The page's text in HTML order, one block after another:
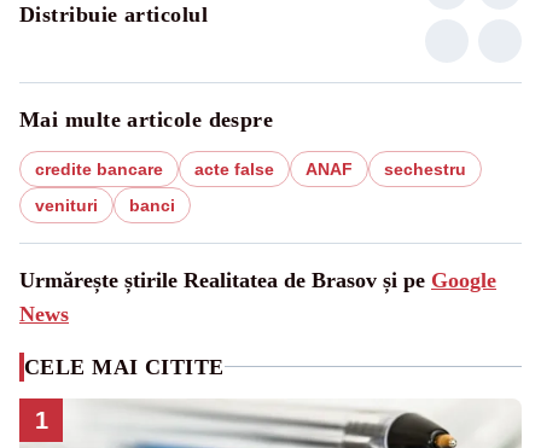
Distribuie articolul
Mai multe articole despre
credite bancare acte false ANAF
sechestru
venituri
banci
Urmărește știrile Realitatea de Brasov și pe Google
News
CELE MAI CITITE
1